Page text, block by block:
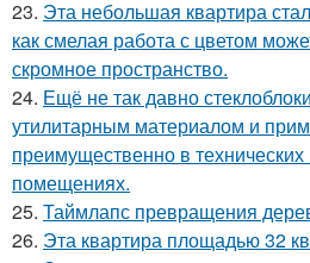
23. Эта небольшая квартира
как смелая работа с цветом
скромное пространство.
24. Ещё не так давно
утилитарным материалом и
преимущественно в
помещениях.
25. Таймлапс превращения
26. Эта квартира площадью 32